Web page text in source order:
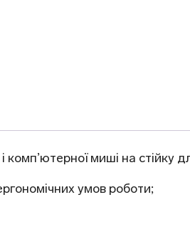
комп’ютерної миші на стійку
умов роботи;